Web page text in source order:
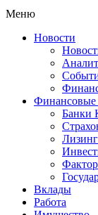
Меню
Новости
Финансовые
Банки
Вклады
Работа